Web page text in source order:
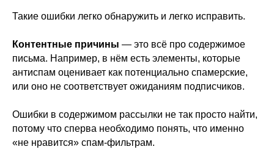
Такие ошибки легко обнаружить и легко исправить.
Контентные причины — это всё про содержимое
письма. Например, в нём есть элементы, которые
антиспам оценивает как потенциально спамерские,
или оно не соответствует ожиданиям подписчиков.
Ошибки в содержимом рассылки не так просто найти,
потому что сперва необходимо понять, что именно
«не нравится» спам-фильтрам.